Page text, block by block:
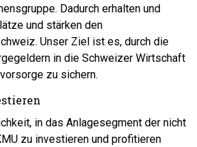
Dadurch erhalten und
und stärken den
Unser Ziel ist es, durch die
in die Schweizer Wirtschaft
zu sichern.
in das Anlagesegment der nicht
zu investieren und profitieren